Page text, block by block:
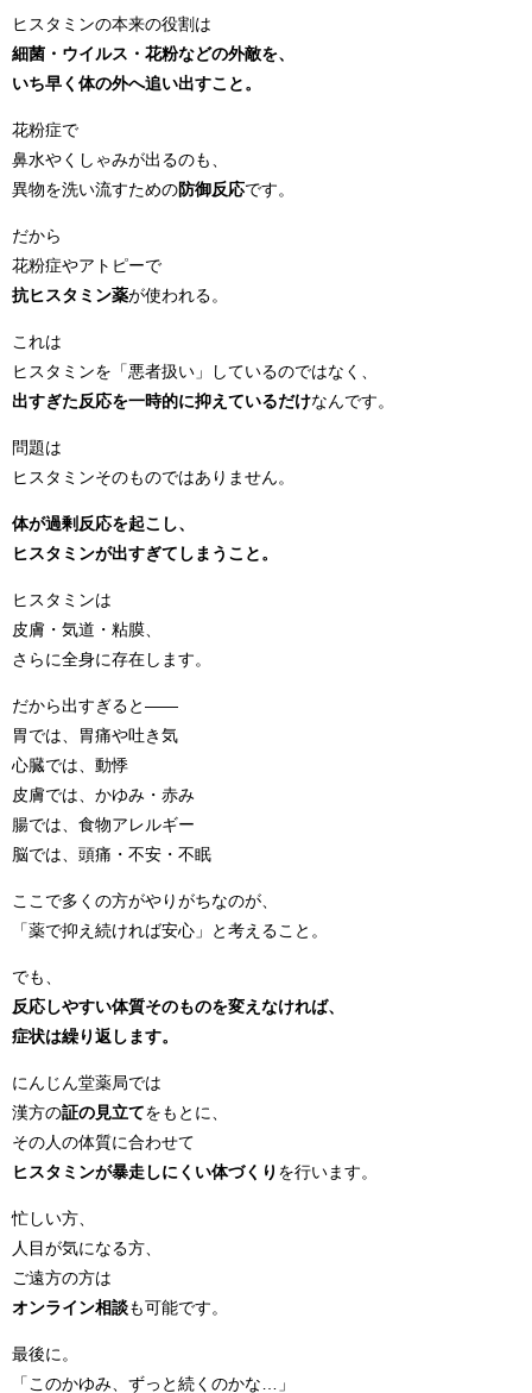
ヒスタミンの本来の役割は
細菌・ウイルス・花粉などの外敵を、
いち早く体の外へ追い出すこと。
花粉症で
鼻水やくしゃみが出るのも、
異物を洗い流すための防御反応です。
だから
花粉症やアトピーで
抗ヒスタミン薬が使われる。
これは
ヒスタミンを「悪者扱い」しているのではなく、
出すぎた反応を一時的に抑えているだけなんです。
問題は
ヒスタミンそのものではありません。
体が過剰反応を起こし、
ヒスタミンが出すぎてしまうこと。
ヒスタミンは
皮膚・気道・粘膜、
さらに全身に存在します。
だから出すぎると――
胃では、胃痛や吐き気
心臓では、動悸
皮膚では、かゆみ・赤み
腸では、食物アレルギー
脳では、頭痛・不安・不眠
ここで多くの方がやりがちなのが、
「薬で抑え続ければ安心」と考えること。
でも、
反応しやすい体質そのものを変えなければ、
症状は繰り返します。
にんじん堂薬局では
漢方の証の見立てをもとに、
その人の体質に合わせて
ヒスタミンが暴走しにくい体づくり を行います。
忙しい方、
人目が気になる方、
ご遠方の方は
オンライン相談も可能です。
最後に。
「このかゆみ、ずっと続くのかな…」